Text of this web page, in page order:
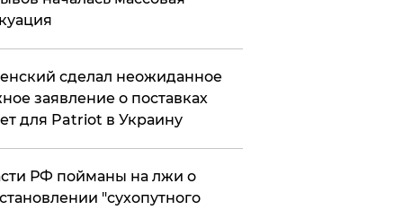
сделал неожиданное
заявление о поставках
для Patriot в Украину
РФ пойманы на лжи о
"сухопутного